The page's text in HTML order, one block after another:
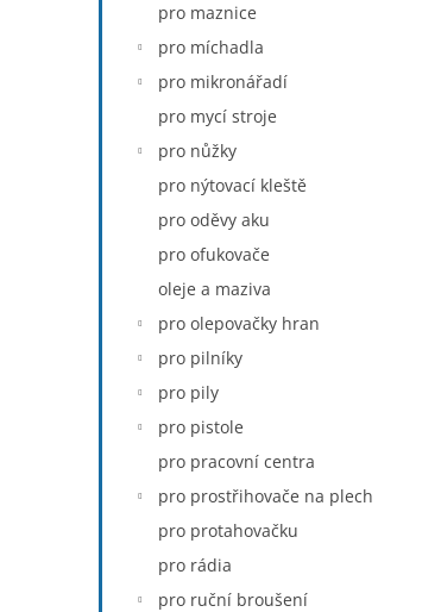
pro maznice
pro míchadla
pro mikronářadí
pro mycí stroje
pro nůžky
pro nýtovací kleště
pro oděvy aku
pro ofukovače
oleje a maziva
pro olepovačky hran
pro pilníky
pro pily
pro pistole
pro pracovní centra
pro prostřihovače na plech
pro protahovačku
pro rádia
pro ruční broušení